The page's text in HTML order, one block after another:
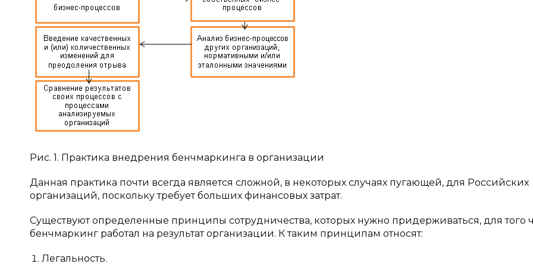
Рис. 1. Практика внедрения бенчмаркинга в организации
Данная практика почти всегда является сложной, в некоторых случаях пугающей, для Российских
организаций, поскольку требует больших финансовых затрат.
Существуют определенные принципы сотрудничества, которых нужно придерживаться, для того
бенчмаркинг работал на результат организации. К таким принципам относят:
Легальность.